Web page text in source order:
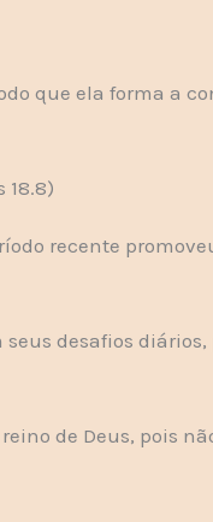
que ela forma a
18.8)
recente
desafios
de Deus, pois